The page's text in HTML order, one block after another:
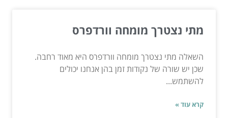
מתי נצטרך מומחה וורדפרס
השאלה מתי נצטרך מומחה וורדפרס היא מאוד רחבה.
שכן יש שורה של נקודות זמן בהן אנחנו יכולים
להשתמש...
קרא עוד »